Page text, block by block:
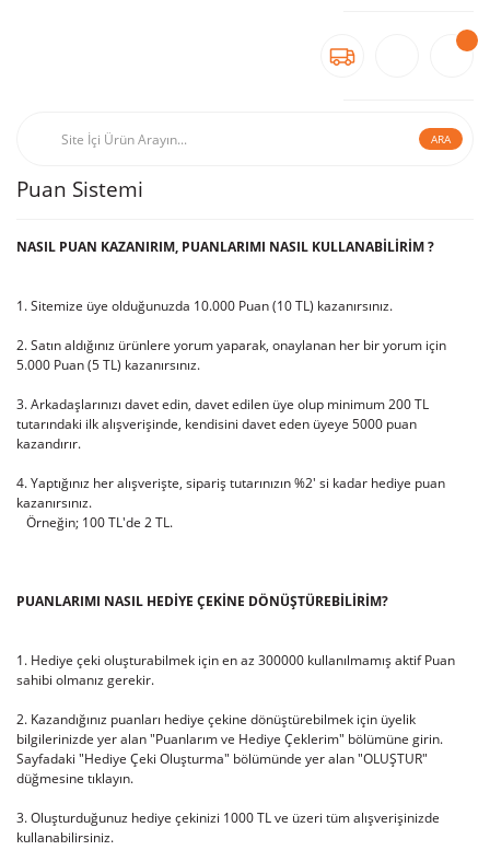
ARA
Puan Sistemi
NASIL PUAN KAZANIRIM, PUANLARIMI NASIL KULLANABİLİRİM ?
1. Sitemize üye olduğunuzda 10.000 Puan (10 TL) kazanırsınız.
2. Satın aldığınız ürünlere yorum yaparak, onaylanan her bir yorum için
5.000 Puan (5 TL) kazanırsınız.
3. ⁠Arkadaşlarınızı davet edin, davet edilen üye olup minimum 200 TL
tutarındaki ilk alışverişinde, kendisini davet eden üyeye 5000 puan
kazandırır.
4. Yaptığınız her alışverişte, sipariş tutarınızın %2' si kadar hediye puan
kazanırsınız.
Örneğin; 100 TL'de 2 TL.
PUANLARIMI NASIL HEDİYE ÇEKİNE DÖNÜŞTÜREBİLİRİM?
1. Hediye çeki oluşturabilmek için en az 300000 kullanılmamış aktif Puan
sahibi olmanız gerekir.
2. Kazandığınız puanları hediye çekine dönüştürebilmek için üyelik
bilgilerinizde yer alan "Puanlarım ve Hediye Çeklerim" bölümüne girin.
Sayfadaki "Hediye Çeki Oluşturma" bölümünde yer alan "OLUŞTUR"
düğmesine tıklayın.
3. Oluşturduğunuz hediye çekinizi 1000 TL ve üzeri tüm alışverişinizde
kullanabilirsiniz.